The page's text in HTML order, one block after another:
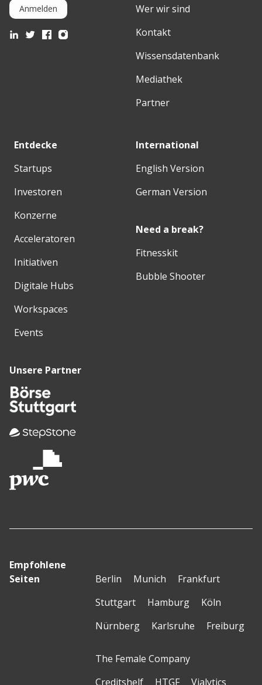
Anmelden
Wer wir sind
Kontakt
Wissensdatenbank
Mediathek
Partner
Entdecke
Startups
Investoren
Konzerne
Acceleratoren
Initiativen
Digitale Hubs
Workspaces
Events
International
English Version
German Version
Need a break?
Fitnesskit
Bubble Shooter
Unsere Partner
Empfohlene
Seiten
Berlin Munich
Frankfurt
Stuttgart
Hamburg
Köln
Nürnberg
Karlsruhe Freiburg
The Female Company
Creditshelf
HTGF Vialytics